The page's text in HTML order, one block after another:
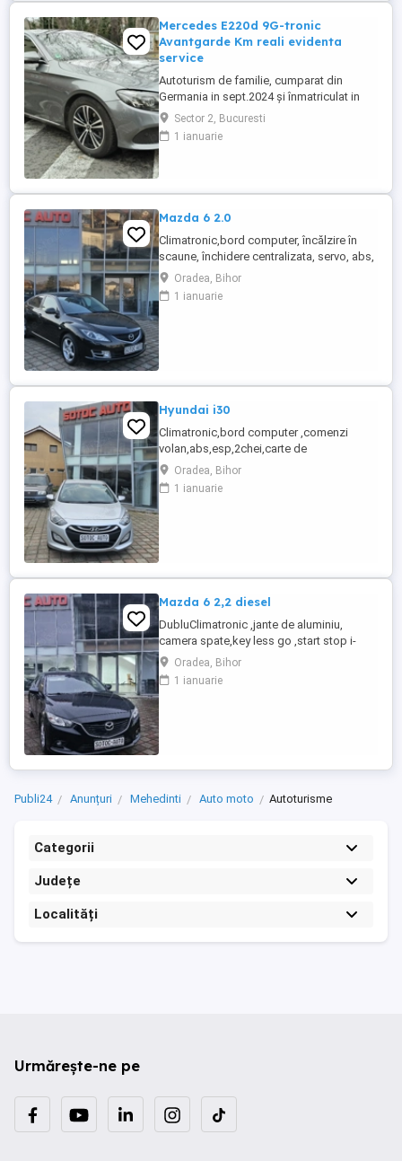
Mercedes E220d 9G-tronic
Avantgarde Km reali evidenta
service
Autoturism de familie, cumparat din
Germania in sept.2024 și înmatriculat in
Romania in feb.2025, proprietar persoană
fizică. Masina de NEFUMATORI. Kilometri
reali, carte service electronica in reteaua
accept orice verificare ...
Sector 2, Bucuresti
1 ianuarie
Mazda 6 2.0
Climatronic,bord computer, încălzire în
scaune, închidere centralizata, servo, abs,
esp, 2chei, oglinzi electrice și încălzite,
senzori de lumina, parbriz fata incalzit,
geamuri electrice, comenzi volan, jante de
Oradea, Bihor
1 ianuarie
Hyundai i30
Climatronic,bord computer ,comenzi
volan,abs,esp,2chei,carte de
service,inchidere centralizata,servo , radio
cd,incalzire in scaune ,cotiera fata
,geamuri electrice, vopsea metalizata,
Oradea, Bihor
1 ianuarie
Mazda 6 2,2 diesel
DubluClimatronic ,jante de aluminiu,
camera spate,key less go ,start stop i-
eloop,pilot automat., carlig pentru
remorca,bord computer,geamuri
electrice,incalzire in scaune,cotiera
Oradea, Bihor
1 ianuarie
Publi24 Anunțuri Mehedinti Auto moto Autoturisme
Categorii
Județe
Localități
Urmărește-ne pe